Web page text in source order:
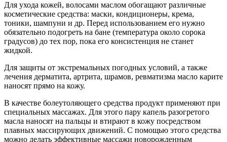
Для ухода кожей, волосами маслом обогащают различные
косметические средства: маски, кондиционеры, крема,
тоники, шампуни и др. Перед использованием его нужно
обязательно подогреть на бане (температура около сорока
градусов) до тех пор, пока его консистенция не станет
жидкой.
Для защиты от экстремальных погодных условий, а также
лечения дерматита, артрита, шрамов, ревматизма масло карите
наносят прямо на кожу.
В качестве болеутоляющего средства продукт применяют при
специальных массажах. Для этого пару капель разогретого
масла наносят на пальцы и втирают в кожу посредством
плавных массирующих движений. С помощью этого средства
можно делать эффективные массажи новорожденным